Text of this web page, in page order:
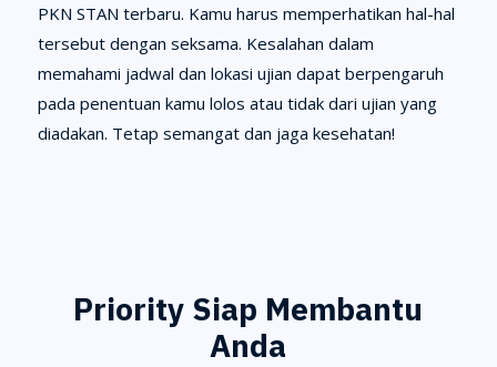
PKN STAN terbaru. Kamu harus memperhatikan hal-hal
tersebut dengan seksama. Kesalahan dalam
memahami jadwal dan lokasi ujian dapat berpengaruh
pada penentuan kamu lolos atau tidak dari ujian yang
diadakan. Tetap semangat dan jaga kesehatan!
Priority Siap Membantu
Anda